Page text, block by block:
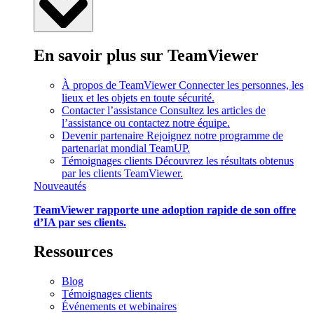
En savoir plus sur TeamViewer
À propos de TeamViewer Connecter les personnes, les
lieux et les objets en toute sécurité.
Contacter l’assistance Consultez les articles de
l’assistance ou contactez notre équipe.
Devenir partenaire Rejoignez notre programme de
partenariat mondial TeamUP.
Témoignages clients Découvrez les résultats obtenus
par les clients TeamViewer.
Nouveautés
TeamViewer rapporte une adoption rapide de son offre
d’IA par ses clients.
Ressources
Blog
Témoignages clients
Événements et webinaires